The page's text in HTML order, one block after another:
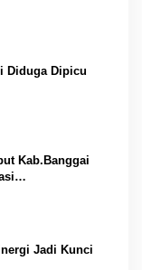
Diduga Dipicu
Kab.Banggai
Jadi Kunci